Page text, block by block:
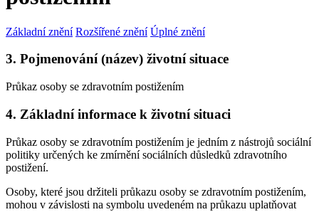
Základní znění Rozšířené znění Úplné znění
3. Pojmenování (název) životní situace
Průkaz osoby se zdravotním postižením
4. Základní informace k životní situaci
Průkaz osoby se zdravotním postižením je jedním z nástrojů sociální
politiky určených ke zmírnění sociálních důsledků zdravotního
postižení.
Osoby, které jsou držiteli průkazu osoby se zdravotním postižením,
mohou v závislosti na symbolu uvedeném na průkazu uplatňovat